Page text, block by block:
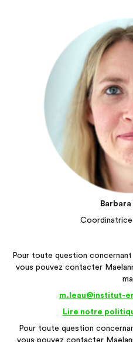
Pour toute question concernant
vous pouvez contacter
m.leau@institut-
Lire notre
Pour toute question
vous pouvez contacter